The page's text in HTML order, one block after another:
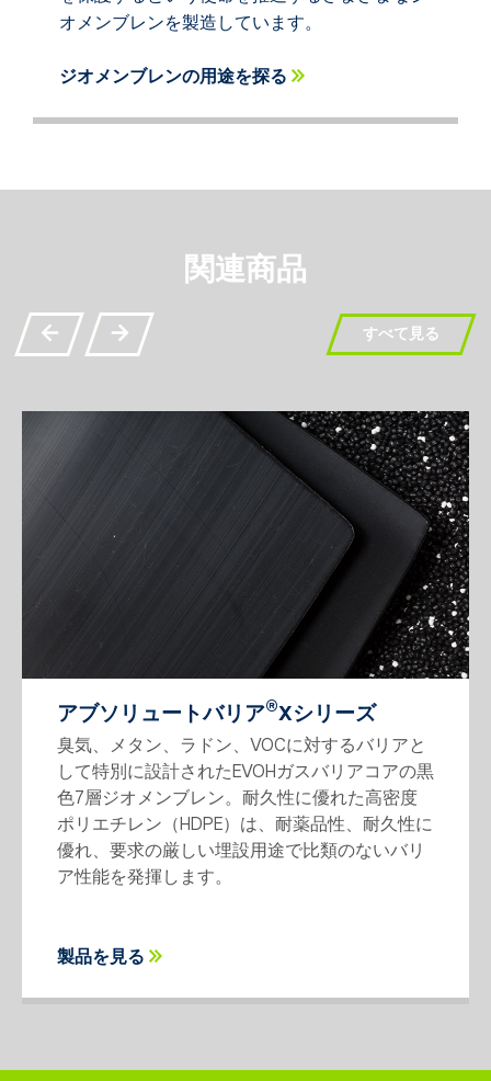
オメンブレンを製造しています。
ジオメンブレンの用途を探る
関連商品
すべて見る
アブソリュートバリア®Xシリーズ
臭気、メタン、ラドン、VOCに対するバリアと
して特別に設計されたEVOHガスバリアコアの黒
色7層ジオメンブレン。耐久性に優れた高密度
ポリエチレン（HDPE）は、耐薬品性、耐久性に
優れ、要求の厳しい埋設用途で比類のないバリ
ア性能を発揮します。
製品を見る